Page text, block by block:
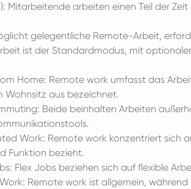
Mitarbeitende arbeiten einen Teil der
gelegentliche Remote-Arbeit,
ist der Standardmodus, mit
Home: Remote work umfasst das
Wohnsitz aus bezeichnet.
Beide beinhalten Arbeiten
Work: Remote work konzentriert
Funktion bezieht.
Flex Jobs beziehen sich auf flexible
Remote work ist allgemein,